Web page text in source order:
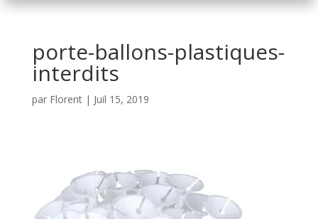
porte-ballons-plastiques-
interdits
par Florent| Juil 15, 2019